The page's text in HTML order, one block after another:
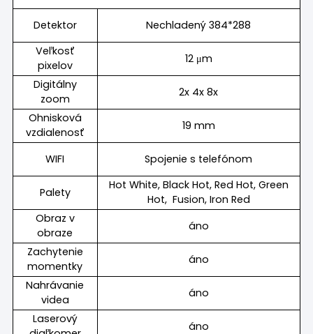
Detektor
Nechladený 384*288
Veľkosť
pixelov
12 μm
Digitálny
zoom
2x 4x 8x
Ohnisková
vzdialenosť
19 mm
WIFI Spojenie s telefónom
Palety
Hot White, Black Hot, Red Hot, Green
Hot, Fusion, Iron Red
Obraz v
obraze
áno
Zachytenie
momentky
áno
Nahrávanie
videa
áno
Laserový
áno